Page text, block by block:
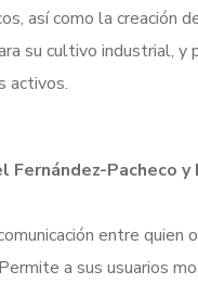
así como la creación
su cultivo industrial, y
activos.
Fernández-Pacheco
entre quien
a sus usuarios